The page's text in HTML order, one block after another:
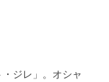
ジレ」。オシャ